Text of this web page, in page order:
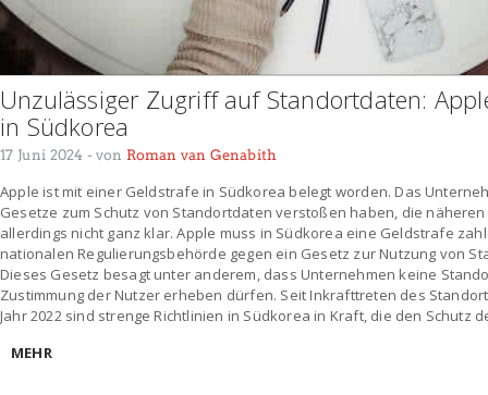
Unzulässiger Zugriff auf Standortdaten:
in Südkorea
17 Juni 2024 - von Roman van Genabith
Apple ist mit einer Geldstrafe in Südkorea belegt worden. Das
Gesetze zum Schutz von Standortdaten verstoßen haben, die
allerdings nicht ganz klar. Apple muss in Südkorea eine Geldstrafe
nationalen Regulierungsbehörde gegen ein Gesetz zur Nutzung von
Dieses Gesetz besagt unter anderem, dass Unternehmen keine
Zustimmung der Nutzer erheben dürfen. Seit Inkrafttreten des
Jahr 2022 sind strenge Richtlinien in Südkorea in Kraft, die den Schutz
MEHR